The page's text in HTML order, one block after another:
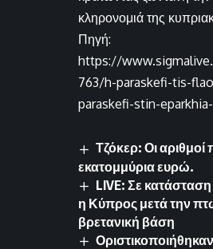
κληρονομιά της
Πηγή:
https://
763/h-paraskefi-tis-
paraskefi-stin-
Τζόκερ: Οι αριθμοί
εκατομμύρια ευρώ.
LIVE: Σε
η Κύπρος μετά την
βρετανική βάση